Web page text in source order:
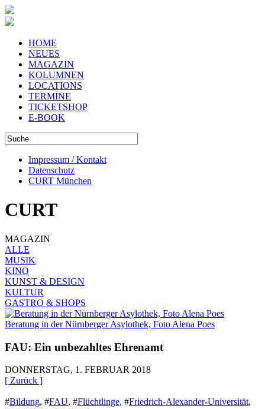
HOME
NEUES
MAGAZIN
KOLUMNEN
LOCATIONS
TERMINE
TICKETSHOP
E-BOOK
Impressum / Kontakt
Datenschutz
CURT München
CURT
MAGAZIN
ALLE
MUSIK
KINO
KUNST & DESIGN
KULTUR
GASTRO & SHOPS
Beratung in der Nürnberger Asylothek, Foto Alena Poes
FAU: Ein unbezahltes Ehrenamt
DONNERSTAG, 1. FEBRUAR 2018
[ Zurück ]
#Bildung, #FAU, #Flüchtlinge, #Friedrich-Alexander-Universität,